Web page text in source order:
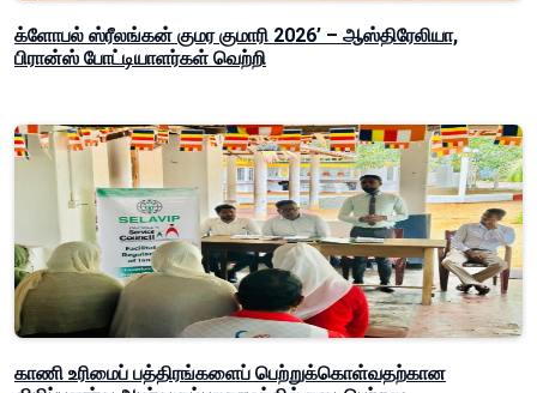
க்ளோபல் ஸ்ரீலங்கன் குமர குமாரி 2026’ – ஆஸ்திரேலியா,
பிரான்ஸ் போட்டியாளர்கள் வெற்றி
காணி உரிமைப் பத்திரங்களைப் பெற்றுக்கொள்வதற்கான